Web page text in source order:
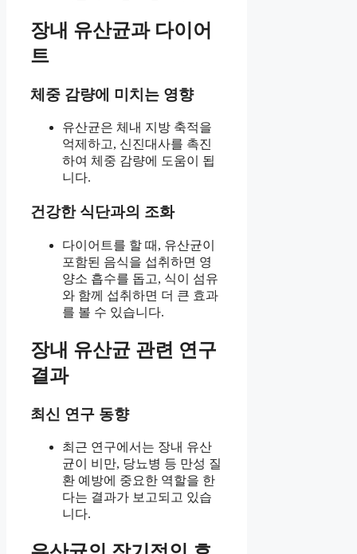
장내 유산균과 다이어
트
체중 감량에 미치는 영향
유산균은 체내 지방 축적을
억제하고, 신진대사를 촉진
하여 체중 감량에 도움이 됩
니다.
건강한 식단과의 조화
다이어트를 할 때, 유산균이
포함된 음식을 섭취하면 영
양소 흡수를 돕고, 식이 섬유
와 함께 섭취하면 더 큰 효과
를 볼 수 있습니다.
장내 유산균 관련 연구
결과
최신 연구 동향
최근 연구에서는 장내 유산
균이 비만, 당뇨병 등 만성 질
환 예방에 중요한 역할을 한
다는 결과가 보고되고 있습
니다.